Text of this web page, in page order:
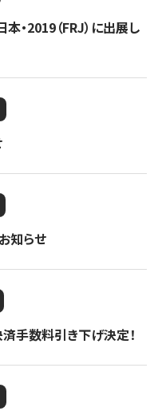
本・2019（FRJ）に出展し
知らせ
手数料引き下げ決定！